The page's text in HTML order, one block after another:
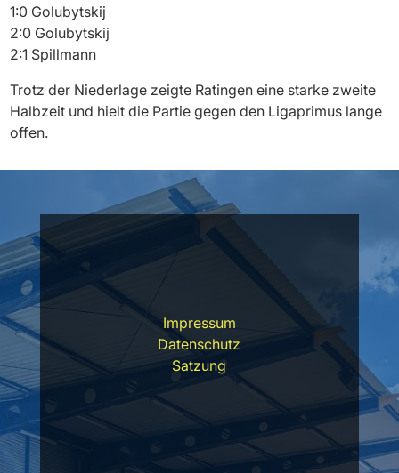
1:0 Golubytskij
2:0 Golubytskij
2:1 Spillmann
Trotz der Niederlage zeigte Ratingen eine starke zweite
Halbzeit und hielt die Partie gegen den Ligaprimus lange
offen.
Impressum
Datenschutz
Satzung